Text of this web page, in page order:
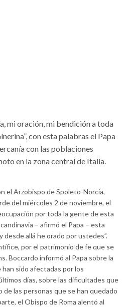
mi oración, mi bendición a toda
con esta palabras el Papa
con las poblaciones
en la zona central de Italia.
el Arzobispo de Spoleto-Norcia,
del miércoles 2 de noviembre, el
por toda la gente de esta
– afirmó el Papa – esta
allá he orado por ustedes”.
por el patrimonio de fe que se
Boccardo informó al Papa sobre la
sido afectadas por los
días, sobre las dificultades que
las personas que se han quedado
el Obispo de Roma alentó al